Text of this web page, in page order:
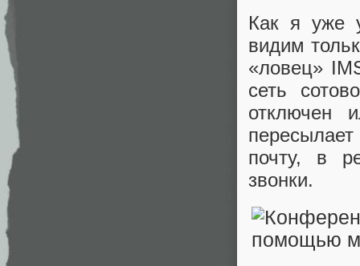
Как я уже
видим
«ловец»
сеть
отключен
почту, в
звонки.